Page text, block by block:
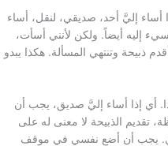
إليَّ أحد، صديقي، لنقل، أساء
إليه أيضاً. ولكن لأنني أسأت،
ذبيحة وتنتهي المسألة. هكذا يبدو
أي إذا أساء إليَّ صديق، يجب أن
تقديم الذبيحة لا معنى له على
يجب أن أضع نفسي في موقف